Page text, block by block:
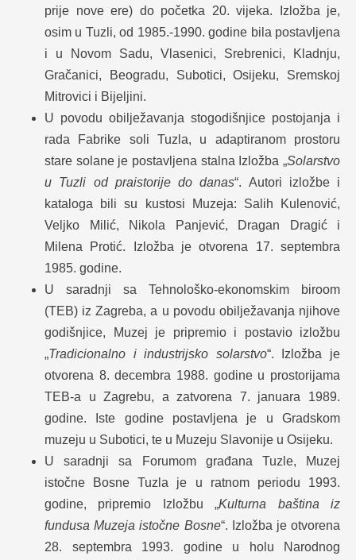
prije nove ere) do početka 20. vijeka. Izložba je,
osim u Tuzli, od 1985.-1990. godine bila postavljena
i u Novom Sadu, Vlasenici, Srebrenici, Kladnju,
Gračanici, Beogradu, Subotici, Osijeku, Sremskoj
Mitrovici i Bijeljini.
U povodu obilježavanja stogodišnjice postojanja i
rada Fabrike soli Tuzla, u adaptiranom prostoru
stare solane je postavljena stalna Izložba „Solarstvo
u Tuzli od praistorije do danas“. Autori izložbe i
kataloga bili su kustosi Muzeja: Salih Kulenović,
Veljko Milić, Nikola Panjević, Dragan Dragić i
Milena Protić. Izložba je otvorena 17. septembra
1985. godine.
U saradnji sa Tehnološko-ekonomskim biroom
(TEB) iz Zagreba, a u povodu obilježavanja njihove
godišnjice, Muzej je pripremio i postavio izložbu
„Tradicionalno i industrijsko solarstvo“. Izložba je
otvorena 8. decembra 1988. godine u prostorijama
TEB-a u Zagrebu, a zatvorena 7. januara 1989.
godine. Iste godine postavljena je u Gradskom
muzeju u Subotici, te u Muzeju Slavonije u Osijeku.
U saradnji sa Forumom građana Tuzle, Muzej
istočne Bosne Tuzla je u ratnom periodu 1993.
godine, pripremio Izložbu „Kulturna baština iz
fundusa Muzeja istočne Bosne“. Izložba je otvorena
28. septembra 1993. godine u holu Narodnog